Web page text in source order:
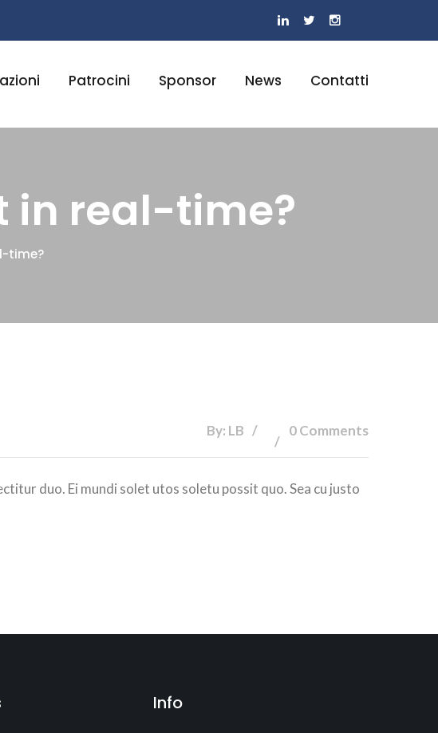
Patrocini Sponsor News Contatti
in real-time?
time?
By: LB 0 Comments
duo. Ei mundi solet utos soletu possit quo. Sea cu justo
Info